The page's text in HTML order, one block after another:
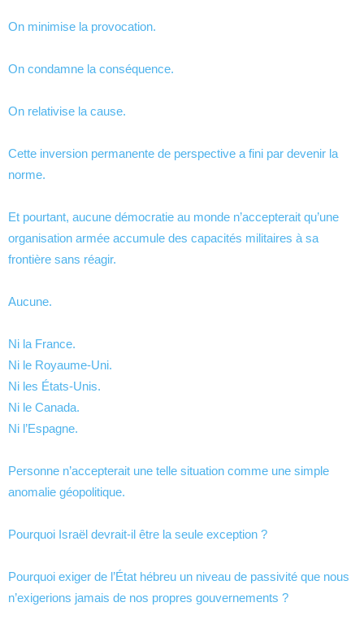
On minimise la provocation.
On condamne la conséquence.
On relativise la cause.
Cette inversion permanente de perspective a fini par devenir la
norme.
Et pourtant, aucune démocratie au monde n’accepterait qu’une
organisation armée accumule des capacités militaires à sa
frontière sans réagir.
Aucune.
Ni la France.
Ni le Royaume-Uni.
Ni les États-Unis.
Ni le Canada.
Ni l’Espagne.
Personne n’accepterait une telle situation comme une simple
anomalie géopolitique.
Pourquoi Israël devrait-il être la seule exception ?
Pourquoi exiger de l’État hébreu un niveau de passivité que nous
n’exigerions jamais de nos propres gouvernements ?